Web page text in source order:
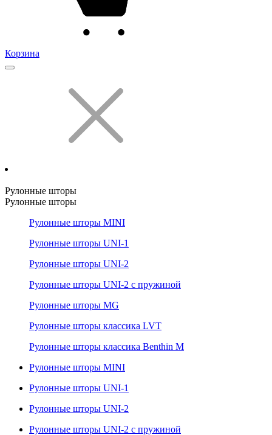
Корзина
Рулонные шторы
Рулонные шторы
Рулонные шторы MINI
Рулонные шторы UNI-1
Рулонные шторы UNI-2
Рулонные шторы UNI-2 с пружиной
Рулонные шторы MG
Рулонные шторы классика LVT
Рулонные шторы классика Benthin M
Рулонные шторы MINI
Рулонные шторы UNI-1
Рулонные шторы UNI-2
Рулонные шторы UNI-2 с пружиной